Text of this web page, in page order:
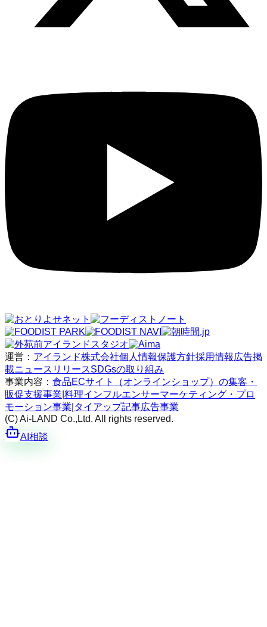
運営： アイランド株式会社個人情報保護方針採用情報 広告掲
載ニュースリリースSDGsの取り組み
事業内容： 食品ECサイト（オンラインショップ）の集客・
販促支援事業 料理インフルエンサーマーケティング・プロ
モーション事業 タイアップ記事広告事業
(C) Ai-LAND Co.,Ltd. All rights reserved.
AI相談